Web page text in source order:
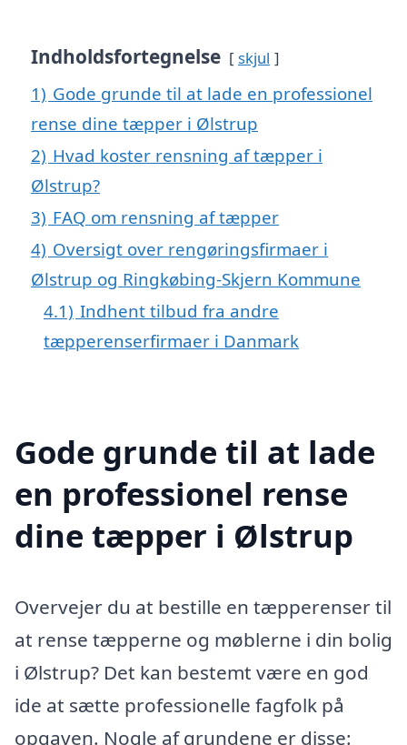
Indholdsfortegnelse skjul
1) Gode grunde til at lade en professionel
rense dine tæpper i Ølstrup
2) Hvad koster rensning af tæpper i
Ølstrup?
3) FAQ om rensning af tæpper
4) Oversigt over rengøringsfirmaer i
Ølstrup og Ringkøbing-Skjern Kommune
4.1) Indhent tilbud fra andre
tæpperenserfirmaer i Danmark
Gode grunde til at lade
en professionel rense
dine tæpper i Ølstrup
Overvejer du at bestille en tæpperenser til
at rense tæpperne og møblerne i din bolig
i Ølstrup? Det kan bestemt være en god
ide at sætte professionelle fagfolk på
opgaven. Nogle af grundene er disse: